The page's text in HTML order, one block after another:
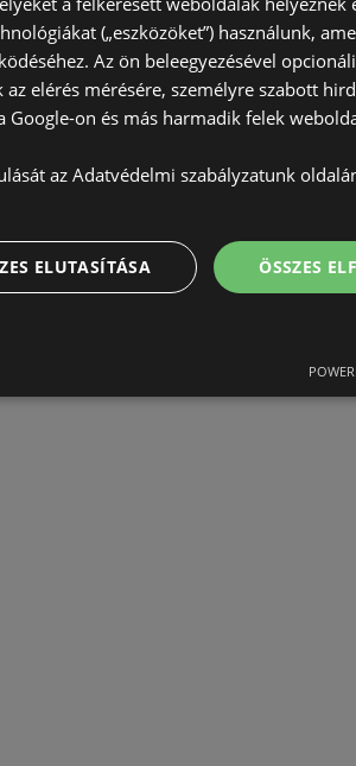
(„eszközöket”) használunk,
Az ön beleegyezésével
elérés mérésére, személyre szabott
Google-on és más harmadik felek
az Adatvédelmi szabályzatunk
ÖSSZES
ELUTASÍTÁSA